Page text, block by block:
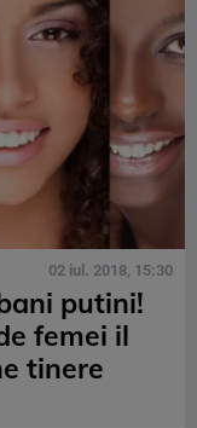
02 iul. 2018, 15:30
putini!
femei il
tinere